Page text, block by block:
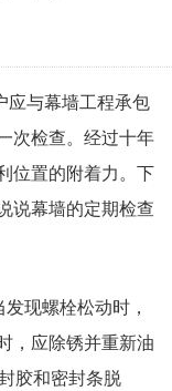
与幕墙工程承包
次检查。经过十年
位置的附着力。下
说幕墙的定期检查
现螺栓松动时，
，应除锈并重新油
胶和密封条脱